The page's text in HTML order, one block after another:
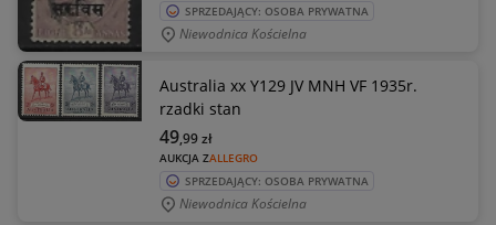
SPRZEDAJĄCY: OSOBA PRYWATNA
Niewodnica Kościelna
Australia xx Y129 JV MNH VF 1935r.
rzadki stan
AUKCJA ZALLEGRO
49,99zł
SPRZEDAJĄCY: OSOBA PRYWATNA
Niewodnica Kościelna